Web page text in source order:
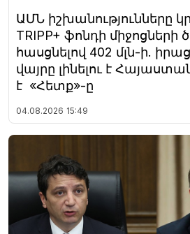
ԱՄՆ իշխանությունները
TRIPP+ ֆոնդի միջոցների
հասցնելով 402 մլն-ի.
վայրը լինելու է
է «Հետք»-ը
04.08.2026 15:49